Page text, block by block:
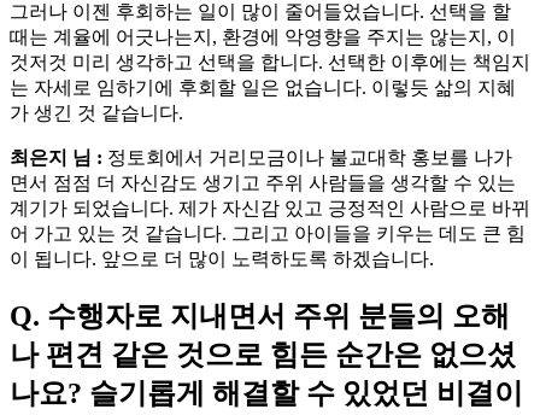
그러나 이젠 후회하는 일이 많이 줄어들었습니다. 선택을 할
때는 계율에 어긋나는지, 환경에 악영향을 주지는 않는지, 이
것저것 미리 생각하고 선택을 합니다. 선택한 이후에는 책임지
는 자세로 임하기에 후회할 일은 없습니다. 이렇듯 삶의 지혜
가 생긴 것 같습니다.
최은지 님 : 정토회에서 거리모금이나 불교대학 홍보를 나가
면서 점점 더 자신감도 생기고 주위 사람들을 생각할 수 있는
계기가 되었습니다. 제가 자신감 있고 긍정적인 사람으로 바뀌
어 가고 있는 것 같습니다. 그리고 아이들을 키우는 데도 큰 힘
이 됩니다. 앞으로 더 많이 노력하도록 하겠습니다.
Q. 수행자로 지내면서 주위 분들의 오해
나 편견 같은 것으로 힘든 순간은 없으셨
나요? 슬기롭게 해결할 수 있었던 비결이